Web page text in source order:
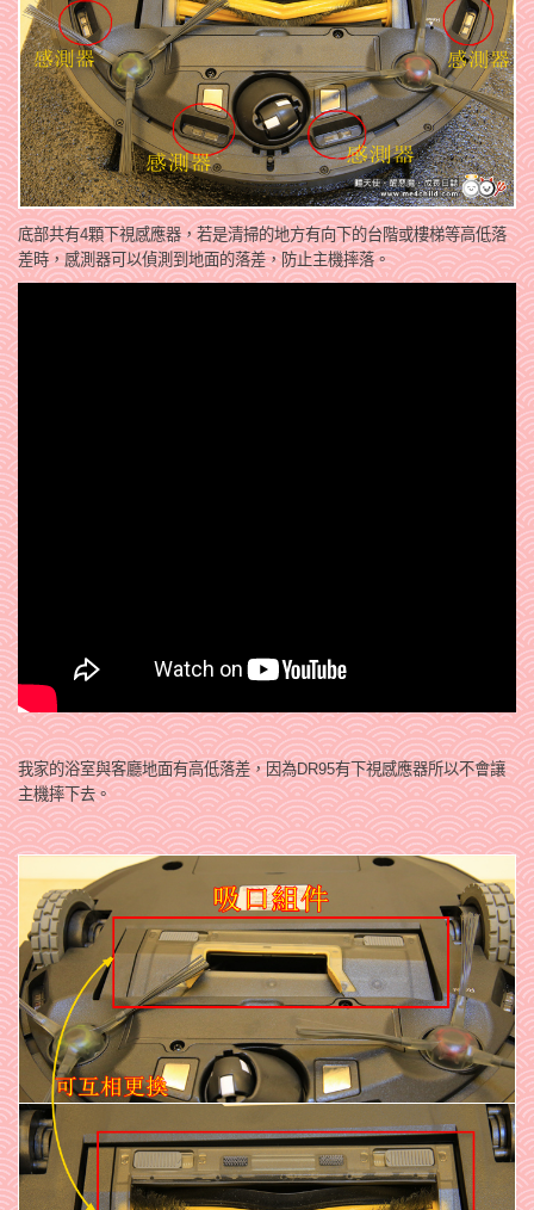
底部共有4顆下視感應器，若是清掃的地方有向下的台階或樓梯等高低落
差時，感測器可以偵測到地面的落差，防止主機摔落。
我家的浴室與客廳地面有高低落差，因為DR95有下視感應器所以不會讓
主機摔下去。